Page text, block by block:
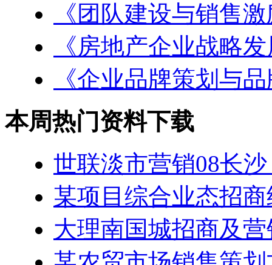
《团队建设与销售
《房地产企业战略
《企业品牌策划与
本周热门资料下载
世联淡市营销08长
某项目综合业态招
大理南国城招商及